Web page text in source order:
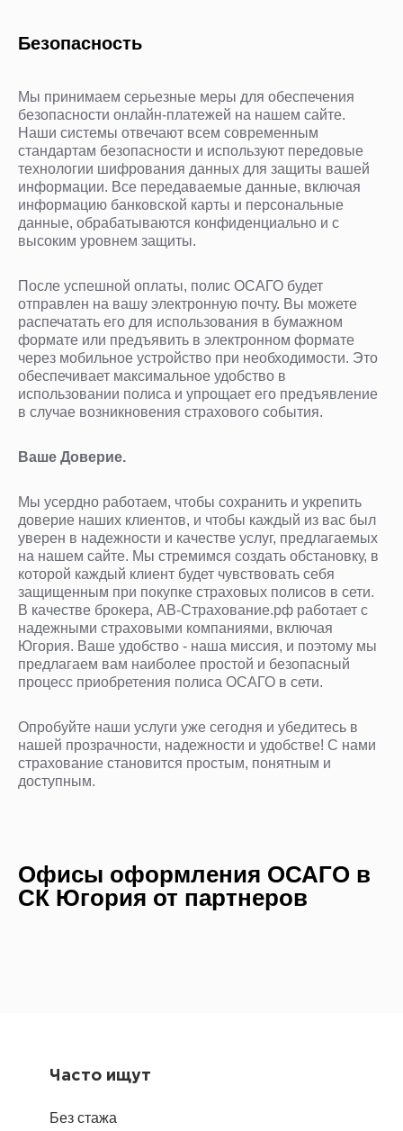
Безопасность
Мы принимаем серьезные меры для обеспечения
безопасности онлайн-платежей на нашем сайте.
Наши системы отвечают всем современным
стандартам безопасности и используют передовые
технологии шифрования данных для защиты вашей
информации. Все передаваемые данные, включая
информацию банковской карты и персональные
данные, обрабатываются конфиденциально и с
высоким уровнем защиты.
После успешной оплаты, полис ОСАГО будет
отправлен на вашу электронную почту. Вы можете
распечатать его для использования в бумажном
формате или предъявить в электронном формате
через мобильное устройство при необходимости. Это
обеспечивает максимальное удобство в
использовании полиса и упрощает его предъявление
в случае возникновения страхового события.
Ваше Доверие.
Мы усердно работаем, чтобы сохранить и укрепить
доверие наших клиентов, и чтобы каждый из вас был
уверен в надежности и качестве услуг, предлагаемых
на нашем сайте. Мы стремимся создать обстановку, в
которой каждый клиент будет чувствовать себя
защищенным при покупке страховых полисов в сети.
В качестве брокера, АВ-Страхование.рф работает с
надежными страховыми компаниями, включая
Югория. Ваше удобство - наша миссия, и поэтому мы
предлагаем вам наиболее простой и безопасный
процесс приобретения полиса ОСАГО в сети.
Опробуйте наши услуги уже сегодня и убедитесь в
нашей прозрачности, надежности и удобстве! С нами
страхование становится простым, понятным и
доступным.
Офисы оформления ОСАГО в
СК Югория от партнеров
Часто ищут
Без стажа